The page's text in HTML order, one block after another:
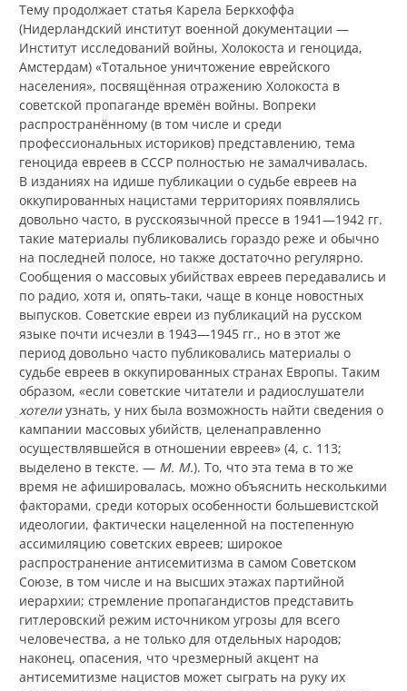
Тему продолжает статья Карела Беркхоффа
(Нидерландский институт военной документации —
Институт исследований войны, Холокоста и геноцида,
Амстердам) «Тотальное уничтожение еврейского
населения», посвящённая отражению Холокоста в
советской пропаганде времён войны. Вопреки
распространённому (в том числе и среди
профессиональных историков) представлению, тема
геноцида евреев в СССР полностью не замалчивалась.
В изданиях на идише публикации о судьбе евреев на
оккупированных нацистами территориях появлялись
довольно часто, в русскоязычной прессе в 1941—1942 гг.
такие материалы публиковались гораздо реже и обычно
на последней полосе, но также достаточно регулярно.
Сообщения о массовых убийствах евреев передавались и
по радио, хотя и, опять-таки, чаще в конце новостных
выпусков. Советские евреи из публикаций на русском
языке почти исчезли в 1943—1945 гг., но в этот же
период довольно часто публиковались материалы о
судьбе евреев в оккупированных странах Европы. Таким
образом, «если советские читатели и радиослушатели
хотелиузнать, у них была возможность найти сведения о
кампании массовых убийств, целенаправленно
осуществлявшейся в отношении евреев» (4, с. 113;
выделено в тексте. — М. М.). То, что эта тема в то же
время не афишировалась, можно объяснить несколькими
факторами, среди которых особенности большевистской
идеологии, фактически нацеленной на постепенную
ассимиляцию советских евреев; широкое
распространение антисемитизма в самом Советском
Союзе, в том числе и на высших этажах партийной
иерархии; стремление пропагандистов представить
гитлеровский режим источником угрозы для всего
человечества, а не только для отдельных народов;
наконец, опасения, что чрезмерный акцент на
антисемитизме нацистов может сыграть на руку их